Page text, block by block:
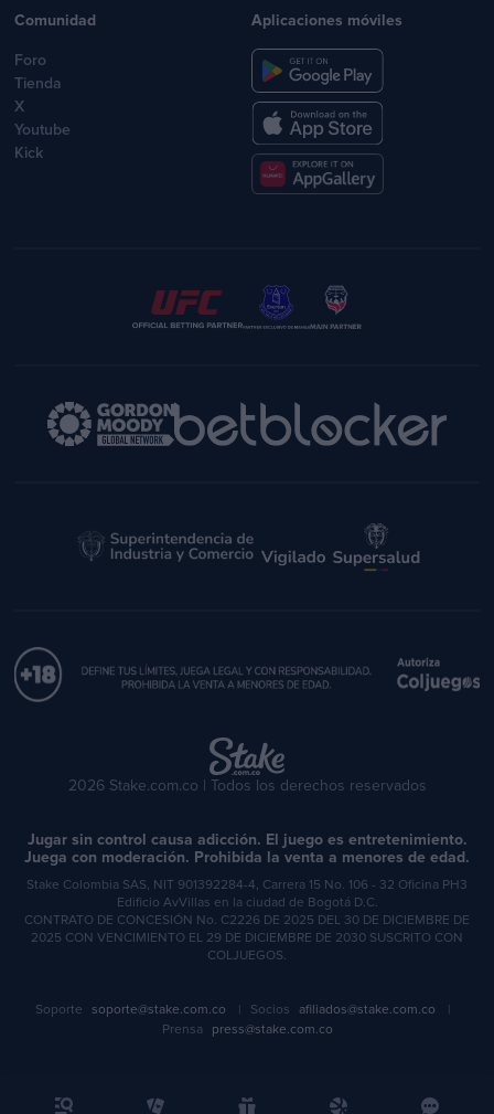
Comunidad
Foro
Tienda
X
Youtube
Kick
Aplicaciones móviles
2026 Stake.com.co | Todos los derechos reservados
Jugar sin control causa adicción. El juego es entretenimiento.
Juega con moderación. Prohibida la venta a menores de edad.
Stake Colombia SAS, NIT 901392284-4, Carrera 15 No. 106 - 32 Oficina PH3
Edificio AvVillas en la ciudad de Bogotá D.C.
CONTRATO DE CONCESIÓN No. C2226 DE 2025 DEL 30 DE DICIEMBRE DE
2025 CON VENCIMIENTO EL 29 DE DICIEMBRE DE 2030 SUSCRITO CON
COLJUEGOS.
Soporte soporte@stake.com.co Socios afiliados@stake.com.co
Prensa
press@stake.com.co